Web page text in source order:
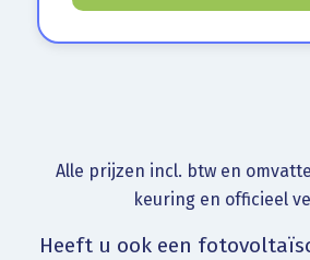
Alle prijzen incl. btw en
keuring en officieel
Heeft u ook een